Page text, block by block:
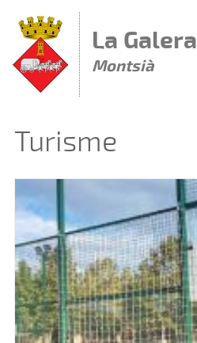
La Galera
Montsià
Turisme